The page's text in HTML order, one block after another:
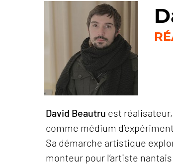
David Beautru est
comme médium
Sa démarche artistique
monteur pour l’artiste